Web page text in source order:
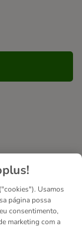
Usamos
página possa
consentimento,
marketing com a